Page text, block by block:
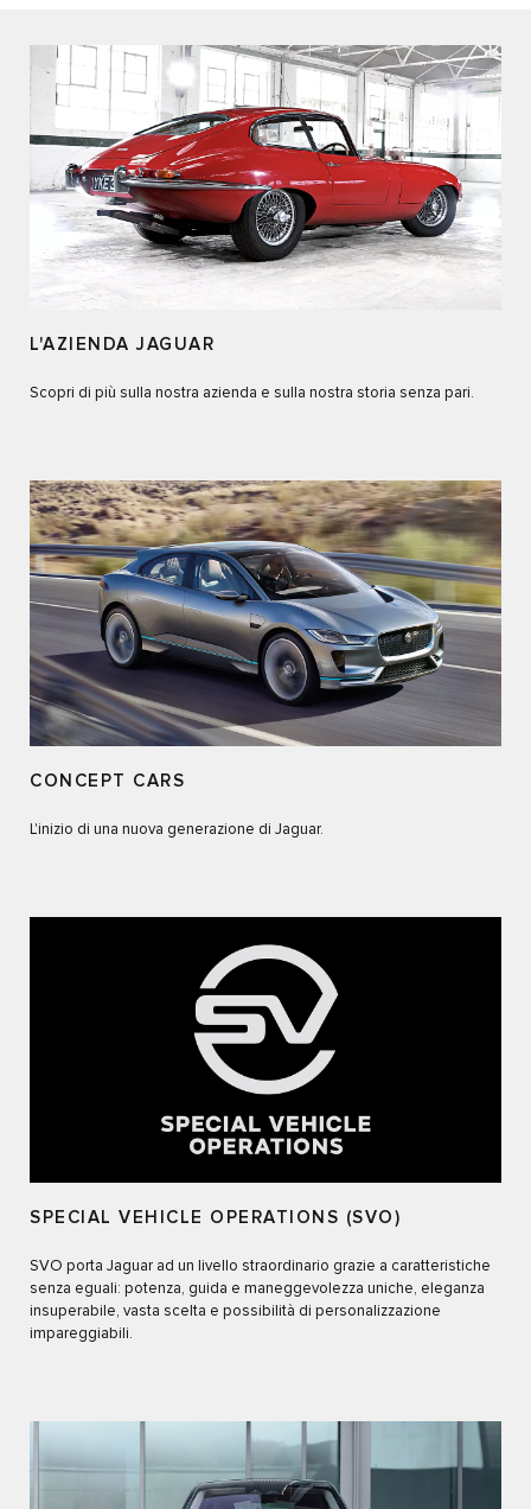
L'AZIENDA JAGUAR
Scopri di più sulla nostra azienda e sulla nostra storia senza pari.
CONCEPT CARS
L'inizio di una nuova generazione di Jaguar.
SPECIAL VEHICLE OPERATIONS (SVO)
SVO porta Jaguar ad un livello straordinario grazie a caratteristiche
senza eguali: potenza, guida e maneggevolezza uniche, eleganza
insuperabile, vasta scelta e possibilità di personalizzazione
impareggiabili.